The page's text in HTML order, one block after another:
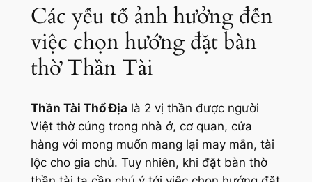
Các yếu tố ảnh hưởng đến
việc chọn hướng đặt bàn
thờ Thần Tài
Thần Tài Thổ Địa là 2 vị thần được người
Việt thờ cúng trong nhà ở, cơ quan, cửa
hàng với mong muốn mang lại may mắn, tài
lộc cho gia chủ. Tuy nhiên, khi đặt bàn thờ